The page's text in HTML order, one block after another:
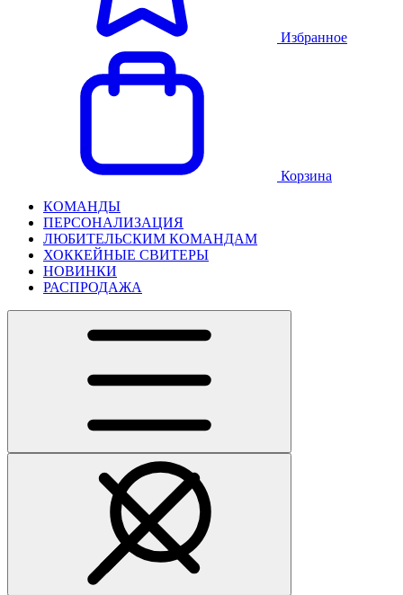
Избранное
Корзина
КОМАНДЫ
ПЕРСОНАЛИЗАЦИЯ
ЛЮБИТЕЛЬСКИМ КОМАНДАМ
ХОККЕЙНЫЕ СВИТЕРЫ
НОВИНКИ
РАСПРОДАЖА